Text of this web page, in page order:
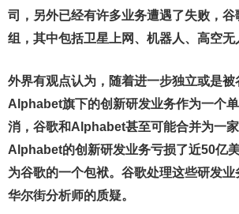
司，另外已经有许多业务遭遇了失败，谷
组，其中包括卫星上网、机器人、高空无
外界有观点认为，随着进一步独立或是被
Alphabet旗下的创新研发业务作为一个
消，谷歌和Alphabet甚至可能合并为一家
Alphabet的创新研发业务亏损了近50亿
为谷歌的一个包袱。谷歌处理这些研发
华尔街分析师的质疑。